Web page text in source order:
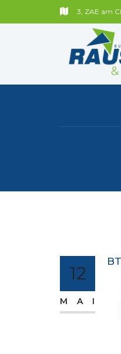
3, ZAE am
12
MAI